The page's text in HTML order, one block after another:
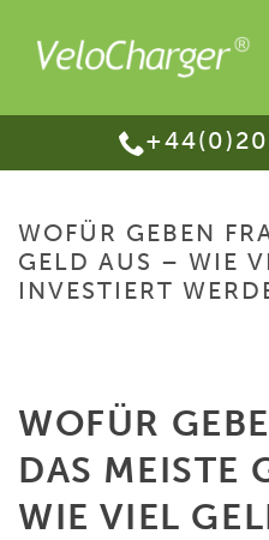
WOFÜR GEBEN
GELD AUS – WIE
INVESTIERT
WOFÜR
DAS MEISTE
WIE VIEL